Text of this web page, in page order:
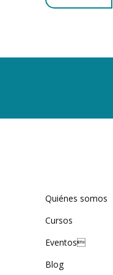
Quiénes somos
Cursos
Eventos
Blog